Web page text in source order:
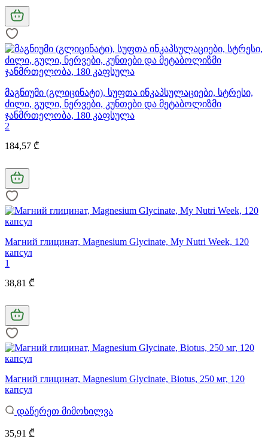
მაგნიუმი (გლიცინატი), სუფთა ინკაპსულაციები, სტრესი,
ძილი, გული, ნერვები, კუნთები და მეტაბოლიზმი
ჯანმრთელობა, 180 კაფსულა
2
184,57 ₾
Магний глицинат, Magnesium Glycinate, My Nutrі Week, 120
капсул
1
38,81 ₾
Магний глицинат, Magnesium Glycinate, Biotus, 250 мг, 120
капсул
დაწერეთ მიმოხილვა
35,91 ₾